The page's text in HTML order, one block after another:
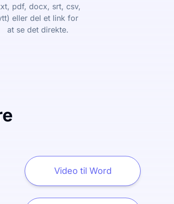
pdf, docx, srt, csv,
eller del et link for
at se det direkte.
Video til Word